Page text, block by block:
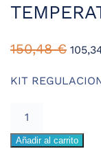
150,48€ El
KIT
REGULACION
Añadir al carrito